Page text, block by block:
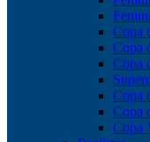
Copa
Copa
Copa
Copa
Copa
Copa